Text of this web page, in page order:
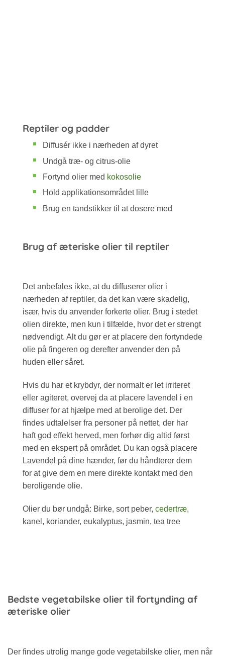
Reptiler og padder
Diffusér ikke i nærheden af dyret
Undgå træ- og citrus-olie
Fortynd olier med kokosolie
Hold applikationsområdet lille
Brug en tandstikker til at dosere med
Brug af æteriske olier til reptiler
Det anbefales ikke, at du diffuserer olier i
nærheden af reptiler, da det kan være skadelig,
især, hvis du anvender forkerte olier. Brug i stedet
olien direkte, men kun i tilfælde, hvor det er strengt
nødvendigt. Alt du gør er at placere den fortyndede
olie på fingeren og derefter anvender den på
huden eller såret.
Hvis du har et krybdyr, der normalt er let irriteret
eller agiteret, overvej da at placere lavendel i en
diffuser for at hjælpe med at berolige det. Der
findes udtalelser fra personer på nettet, der har
haft god effekt herved, men forhør dig altid først
med en ekspert på området. Du kan også placere
Lavendel på dine hænder, før du håndterer dem
for at give dem en mere direkte kontakt med den
beroligende olie.
Olier du bør undgå: Birke, sort peber, cedertræ,
kanel, koriander, eukalyptus, jasmin, tea tree
Bedste vegetabilske olier til fortynding af
æteriske olier
Der findes utrolig mange gode vegetabilske olier, men når